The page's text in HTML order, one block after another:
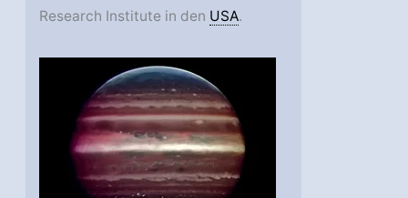
Research Institute in den USA.